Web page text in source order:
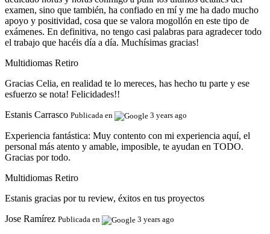
examen, sino que también, ha confiado en mí y me ha dado mucho
apoyo y positividad, cosa que se valora mogollón en este tipo de
exámenes. En definitiva, no tengo casi palabras para agradecer todo
el trabajo que hacéis día a día. Muchísimas gracias!
Multidiomas Retiro
Gracias Celia, en realidad te lo mereces, has hecho tu parte y ese
esfuerzo se nota! Felicidades!!
Estanis Carrasco Publicada en 3 years ago
Experiencia fantástica: Muy contento con mi experiencia aquí, el
personal más atento y amable, imposible, te ayudan en TODO.
Gracias por todo.
Multidiomas Retiro
Estanis gracias por tu review, éxitos en tus proyectos
Jose Ramírez Publicada en 3 years ago